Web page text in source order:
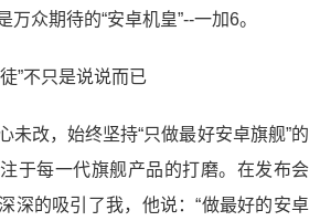
众期待的“安卓机皇”--一加6。
未改，始终坚持“只做最好安卓旗舰”的
于每一代旗舰产品的打磨。在发布会
深的吸引了我，他说：“做最好的安卓